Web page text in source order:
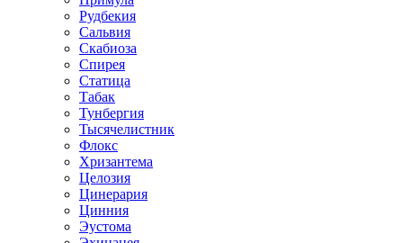
Рудбекия
Сальвия
Скабиоза
Спирея
Статица
Табак
Тунбергия
Тысячелистник
Флокс
Хризантема
Целозия
Цинерария
Цинния
Эустома